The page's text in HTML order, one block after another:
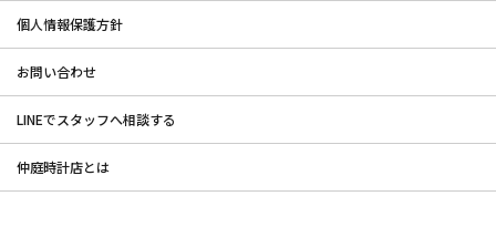
個人情報保護方針
お問い合わせ
LINEでスタッフへ相談する
仲庭時計店とは